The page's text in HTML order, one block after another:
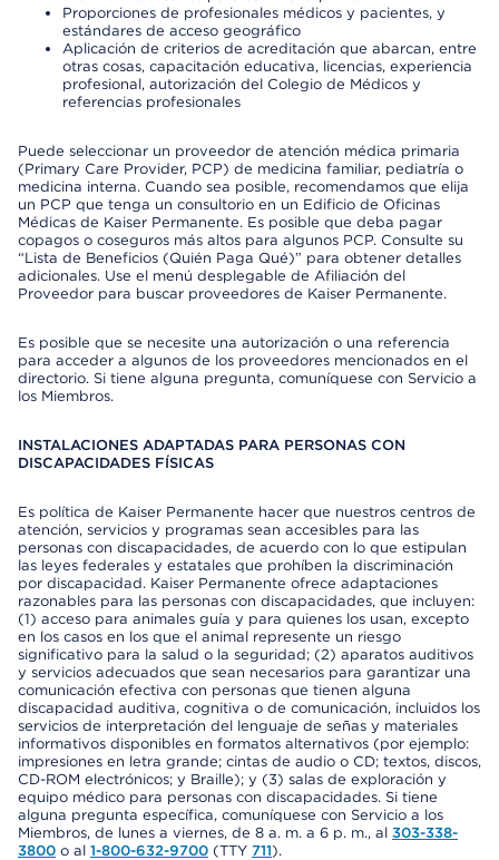
Proporciones de profesionales médicos y pacientes, y
estándares de acceso geográfico
Aplicación de criterios de acreditación que abarcan, entre
otras cosas, capacitación educativa, licencias, experiencia
profesional, autorización del Colegio de Médicos y
referencias profesionales
Puede seleccionar un proveedor de atención médica primaria
(Primary Care Provider, PCP) de medicina familiar, pediatría o
medicina interna. Cuando sea posible, recomendamos que elija
un PCP que tenga un consultorio en un Edificio de Oficinas
Médicas de Kaiser Permanente. Es posible que deba pagar
copagos o coseguros más altos para algunos PCP. Consulte su
“Lista de Beneficios (Quién Paga Qué)” para obtener detalles
adicionales. Use el menú desplegable de Afiliación del
Proveedor para buscar proveedores de Kaiser Permanente.
Es posible que se necesite una autorización o una referencia
para acceder a algunos de los proveedores mencionados en el
directorio. Si tiene alguna pregunta, comuníquese con Servicio a
los Miembros.
INSTALACIONES ADAPTADAS PARA PERSONAS CON
DISCAPACIDADES FÍSICAS
Es política de Kaiser Permanente hacer que nuestros centros de
atención, servicios y programas sean accesibles para las
personas con discapacidades, de acuerdo con lo que estipulan
las leyes federales y estatales que prohíben la discriminación
por discapacidad. Kaiser Permanente ofrece adaptaciones
razonables para las personas con discapacidades, que incluyen:
(1) acceso para animales guía y para quienes los usan, excepto
en los casos en los que el animal represente un riesgo
significativo para la salud o la seguridad; (2) aparatos auditivos
y servicios adecuados que sean necesarios para garantizar una
comunicación efectiva con personas que tienen alguna
discapacidad auditiva, cognitiva o de comunicación, incluidos los
servicios de interpretación del lenguaje de señas y materiales
informativos disponibles en formatos alternativos (por ejemplo:
impresiones en letra grande; cintas de audio o CD; textos, discos,
CD-ROM electrónicos; y Braille); y (3) salas de exploración y
equipo médico para personas con discapacidades. Si tiene
alguna pregunta específica, comuníquese con Servicio a los
Miembros, de lunes a viernes, de 8 a. m. a 6 p. m., al 303-338-
3800 o al 1-800-632-9700 (TTY 711).